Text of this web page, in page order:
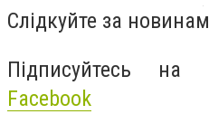
Слідкуйте за
Підписуйтесь
Facebook